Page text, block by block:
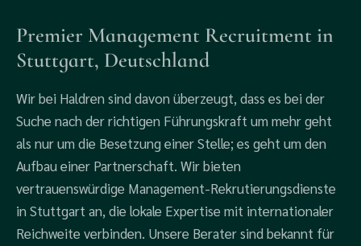
Premier Management Recruitment in
Stuttgart, Deutschland
Wir bei Haldren sind davon überzeugt, dass es bei der
Suche nach der richtigen Führungskraft um mehr geht
als nur um die Besetzung einer Stelle; es geht um den
Aufbau einer Partnerschaft. Wir bieten
vertrauenswürdige Management-Rekrutierungsdienste
in Stuttgart an, die lokale Expertise mit internationaler
Reichweite verbinden. Unsere Berater sind bekannt für